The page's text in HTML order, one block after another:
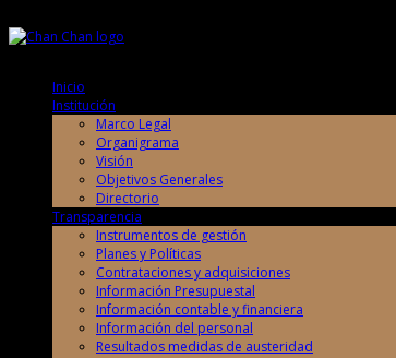
Inicio
Institución
Marco Legal
Organigrama
Visión
Objetivos Generales
Directorio
Transparencia
Instrumentos de gestión
Planes y Políticas
Contrataciones y adquisiciones
Información Presupuestal
Información contable y financiera
Información del personal
Resultados medidas de austeridad